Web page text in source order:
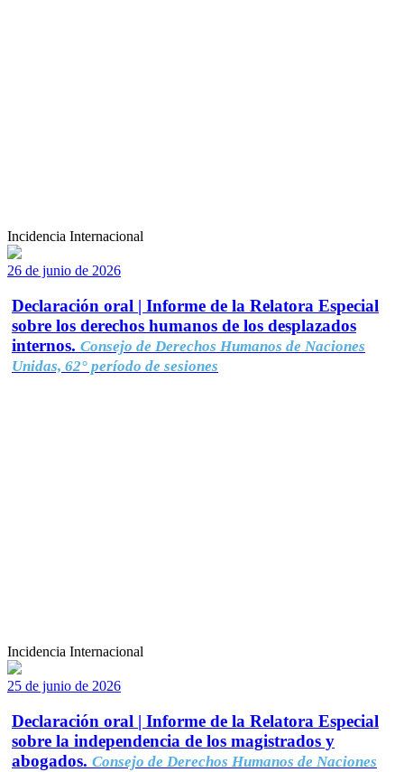
Incidencia Internacional
26 de junio de 2026
Declaración oral | Informe de la Relatora Especial
sobre los derechos humanos de los desplazados
internos. Consejo de Derechos Humanos de Naciones
Unidas, 62° período de sesiones
Incidencia Internacional
25 de junio de 2026
Declaración oral | Informe de la Relatora Especial
sobre la independencia de los magistrados y
abogados. Consejo de Derechos Humanos de Naciones